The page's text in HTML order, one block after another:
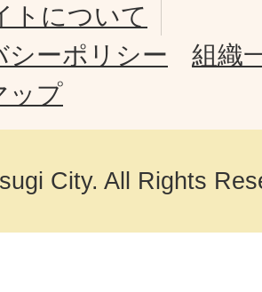
トについて
シーポリシー
組織
ップ
City. All Rights